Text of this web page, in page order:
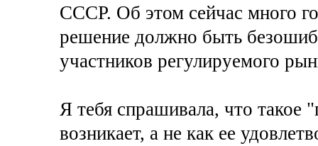
СССР. Об этом сейчас много
решение должно быть
участников регулируемого
Я тебя спрашивала, что такое
возникает, а не как ее